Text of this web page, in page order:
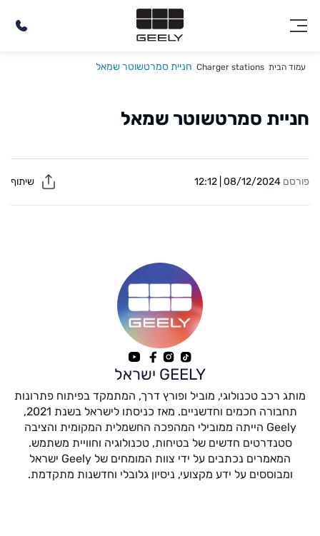
עמוד הבית Charger stations חניית סמרטשוטר שמאל
חניית סמרטשוטר שמאל
פורסם 08/12/2024 | 12:12
GEELY ישראל
מותג רכב טכנולוגי, מוביל ופורץ דרך, המתמקד בפיתוח פתרונות
תחבורה חכמים וחדשניים. מאז כניסתו לישראל בשנת 2021,
Geely הייתה ממובילי המהפכה החשמלית המקומית והציבה
סטנדרטים חדשים של בטיחות, טכנולוגיה וחוויית משתמש.
המאמרים נכתבים על ידי צוות המומחים של Geely ישראל
ומבוססים על ידע מקצועי, ניסיון גלובלי וחדשנות מתקדמת.